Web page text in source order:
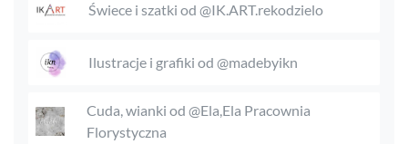
Świece i szatki od @IK.ART.rekodzielo
Ilustracje i grafiki od @madebyikn
Cuda, wianki od @Ela,Ela Pracownia
Florystyczna